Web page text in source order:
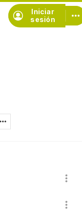
Iniciar
sesión